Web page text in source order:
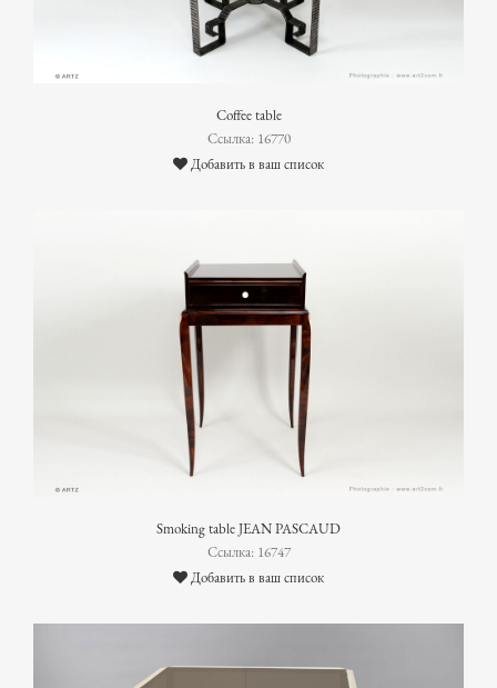
Coffee table
Ссылка: 16770
Добавить в ваш список
Smoking table JEAN PASCAUD
Ссылка: 16747
Добавить в ваш список